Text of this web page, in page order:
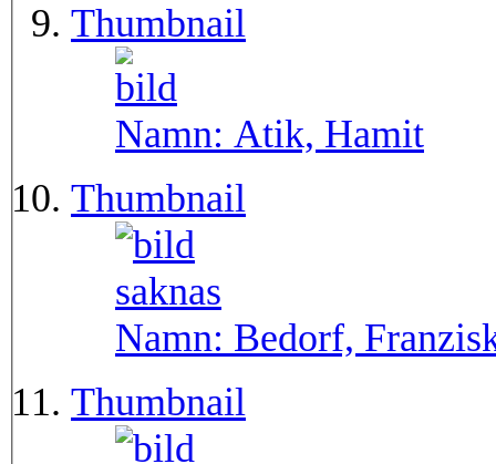
Thumbnail
Namn: Atik, Hamit
Thumbnail
Namn: Bedorf,
Thumbnail